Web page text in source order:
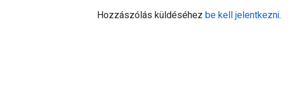
Hozzászólás küldéséhez be kell jelentkezni.